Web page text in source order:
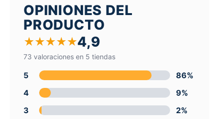
OPINIONES DEL
PRODUCTO
★★★★★4,9
73 valoraciones en 5 tiendas
5
86%
4
9%
3
2%